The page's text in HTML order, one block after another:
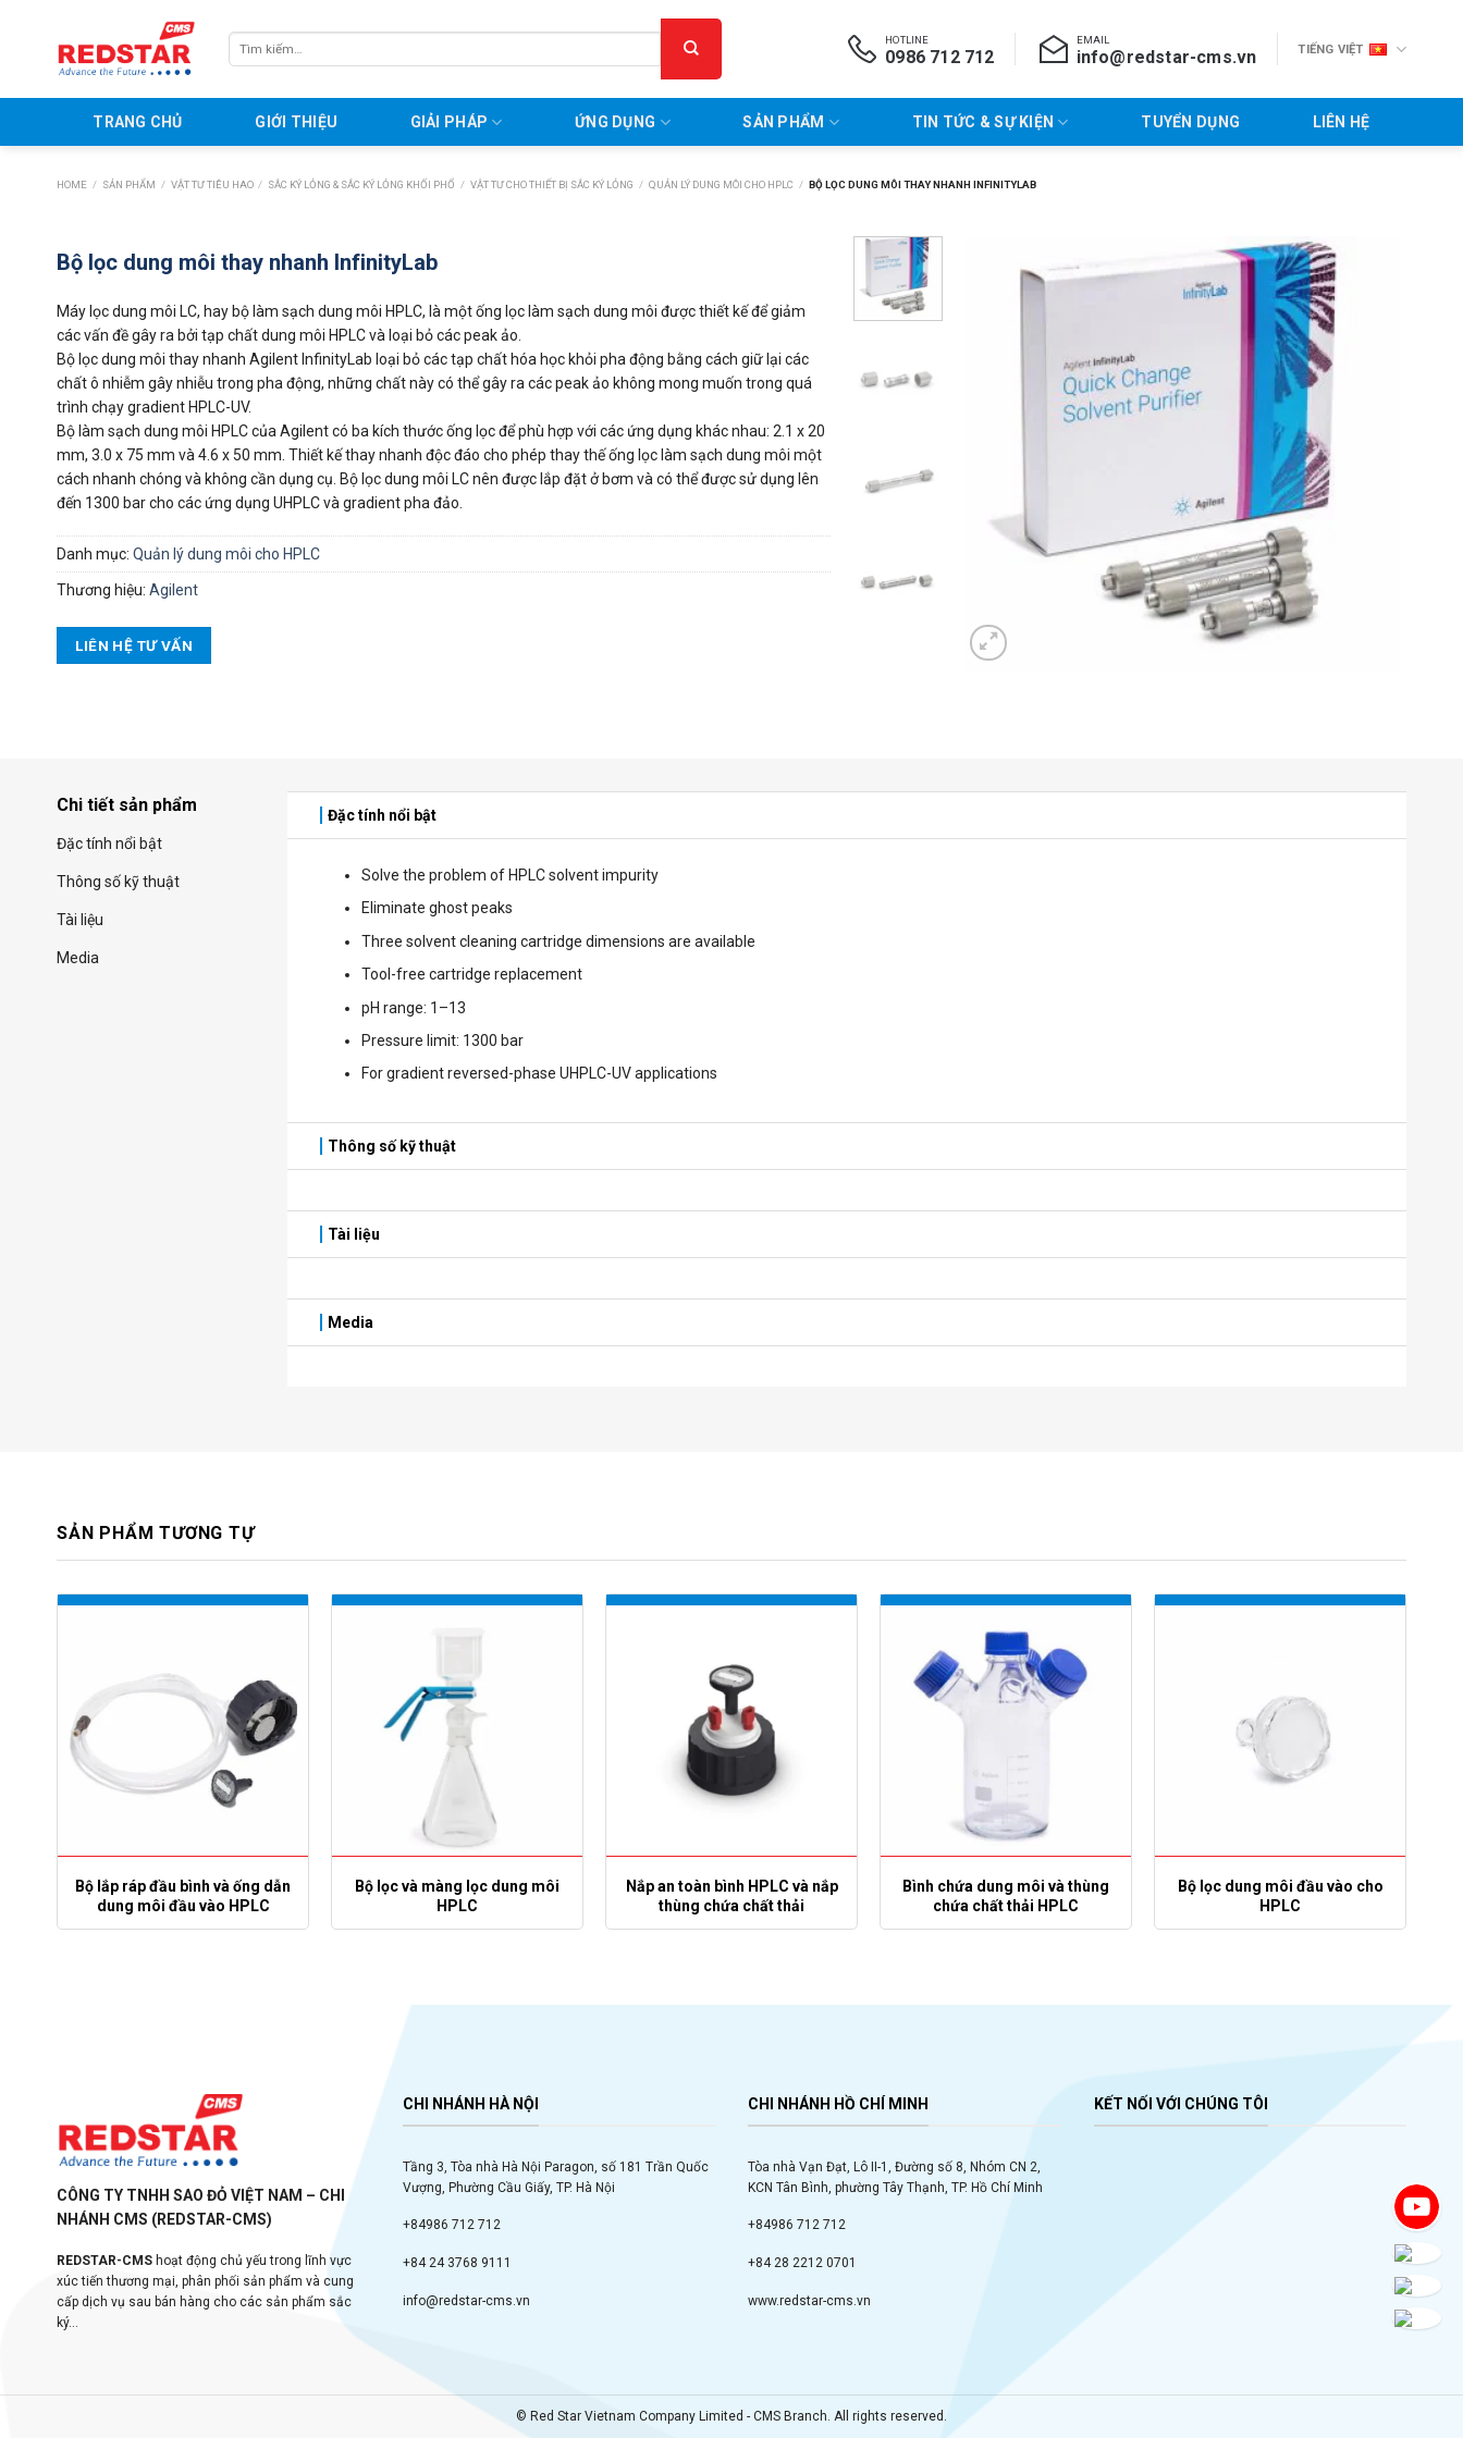
Tìm
kiếm:
HOTLINE
0986 712 712
EMAIL
info@redstar-cms.vn TIẾNG VIỆT
TRANG CHỦ GIỚI THIỆU GIẢI PHÁP ỨNG DỤNG SẢN PHẨM TIN TỨC & SỰ KIỆN TUYỂN DỤNG LIÊN HỆ
HOME / SẢN PHẨM / VẬT TƯ TIÊU HAO / SẮC KÝ LỎNG & SẮC KÝ LỎNG KHỐI PHỔ / VẬT TƯ CHO THIẾT BỊ SẮC KÝ LỎNG / QUẢN LÝ DUNG MÔI CHO HPLC / BỘ LỌC DUNG MÔI THAY NHANH INFINITYLAB
Bộ lọc dung môi thay nhanh InfinityLab
Máy lọc dung môi LC, hay bộ làm sạch dung môi HPLC, là một ống lọc làm sạch dung môi được thiết kế để giảm
các vấn đề gây ra bởi tạp chất dung môi HPLC và loại bỏ các peak ảo.
Bộ lọc dung môi thay nhanh Agilent InfinityLab loại bỏ các tạp chất hóa học khỏi pha động bằng cách giữ lại các
chất ô nhiễm gây nhiễu trong pha động, những chất này có thể gây ra các peak ảo không mong muốn trong quá
trình chạy gradient HPLC-UV.
Bộ làm sạch dung môi HPLC của Agilent có ba kích thước ống lọc để phù hợp với các ứng dụng khác nhau: 2.1 x 20
mm, 3.0 x 75 mm và 4.6 x 50 mm. Thiết kế thay nhanh độc đáo cho phép thay thế ống lọc làm sạch dung môi một
cách nhanh chóng và không cần dụng cụ. Bộ lọc dung môi LC nên được lắp đặt ở bơm và có thể được sử dụng lên
đến 1300 bar cho các ứng dụng UHPLC và gradient pha đảo.
Danh mục: Quản lý dung môi cho HPLC
Thương hiệu: Agilent
LIÊN HỆ TƯ VẤN
Chi tiết sản phẩm
Đặc tính nổi bật
Thông số kỹ thuật
Tài liệu
Media
Đặc tính nổi bật
Solve the problem of HPLC solvent impurity
Eliminate ghost peaks
Three solvent cleaning cartridge dimensions are available
Tool-free cartridge replacement
pH range: 1–13
Pressure limit: 1300 bar
For gradient reversed-phase UHPLC-UV applications
Thông số kỹ thuật
Tài liệu
Media
SẢN PHẨM TƯƠNG TỰ
Bộ lắp ráp đầu bình và ống dẫn
dung môi đầu vào HPLC
Bộ lọc và màng lọc dung môi
HPLC
Nắp an toàn bình HPLC và nắp
thùng chứa chất thải
Bình chứa dung môi và thùng
chứa chất thải HPLC
Bộ lọc dung môi đầu vào cho
HPLC
CÔNG TY TNHH SAO ĐỎ VIỆT NAM – CHI
NHÁNH CMS (REDSTAR-CMS)
REDSTAR-CMS hoạt động chủ yếu trong lĩnh vực
xúc tiến thương mại, phân phối sản phẩm và cung
cấp dịch vụ sau bán hàng cho các sản phẩm sắc
ký...
CHI NHÁNH HÀ NỘI
Tầng 3, Tòa nhà Hà Nội Paragon, số 181 Trần Quốc
Vượng, Phường Cầu Giấy, TP. Hà Nội
+84986 712 712
+84 24 3768 9111
info@redstar-cms.vn
CHI NHÁNH HỒ CHÍ MINH
Tòa nhà Vạn Đạt, Lô II-1, Đường số 8, Nhóm CN 2,
KCN Tân Bình, phường Tây Thạnh, TP. Hồ Chí Minh
+84986 712 712
+84 28 2212 0701
www.redstar-cms.vn
KẾT NỐI VỚI CHÚNG TÔI
© Red Star Vietnam Company Limited - CMS Branch. All rights reserved.